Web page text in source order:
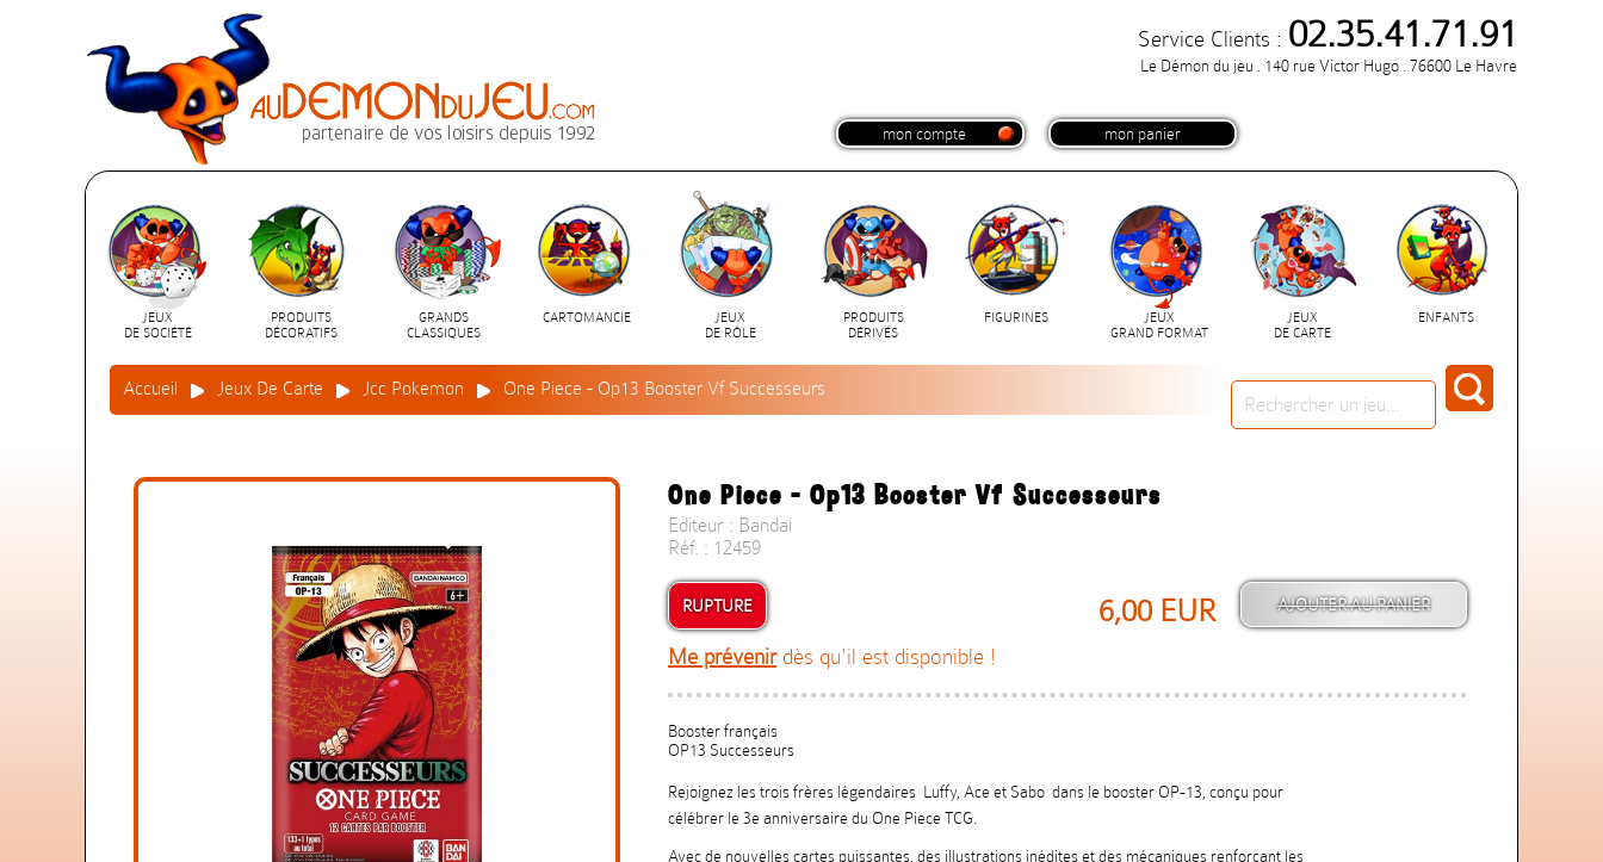
Service Clients : 02.35.41.71.91
Le Démon du jeu . 140 rue Victor Hugo . 76600 Le Havre
mon compte mon panier
JEUX
DE SOCIÉTÉ
PRODUITS
DÉCORATIFS
GRANDS
CLASSIQUES
CARTOMANCIE
JEUX
DE RÔLE
PRODUITS
DÉRIVÉS
FIGURINES
JEUX
GRAND FORMAT
JEUX
DE CARTE
ENFANTS
Accueil Jeux De Carte Jcc Pokemon One Piece - Op13 Booster Vf Successeurs
One Piece - Op13 Booster Vf Successeurs
Editeur : Bandai
Réf. : 12459
RUPTURE 6,00 EUR
Me prévenirdès qu'il est disponible !
Booster français
OP13 Successeurs
Rejoignez les trois frères légendaires  Luffy, Ace et Sabo  dans le booster OP-13, conçu pour
célébrer le 3e anniversaire du One Piece TCG.
Avec de nouvelles cartes puissantes, des illustrations inédites et des mécaniques renforçant les